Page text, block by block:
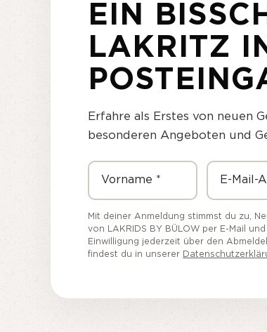
EIN
LAKRITZ
Erfahre als Erstes von neuen
besonderen Angeboten und
Vorname
E-Mail-Adresse
Mit deiner Anmeldung stimmst du zu,
von LAKRIDS BY BÜLOW per E-Mail
Einwilligung jederzeit über den
findest du in unserer